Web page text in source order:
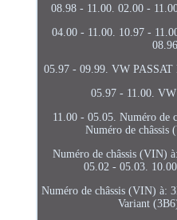
08.98 - 11.00. 02.00 -
04.00 - 11.00. 10.97 -
05.97 - 09.99. VW PASSAT
05.97 - 11.00.
11.00 - 05.05. Numéro de
Numéro de châssis
Numéro de châssis (VIN)
05.02 - 05.03.
Numéro de châssis (VIN) à:
Variant